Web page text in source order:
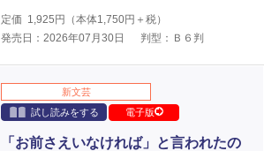
定価 1,925 円（本体1,750円＋税）
発売日：2026年07月30日
判型：Ｂ６判
新文芸
試し読みをする
電子版
「お前さえいなければ」と言われたの